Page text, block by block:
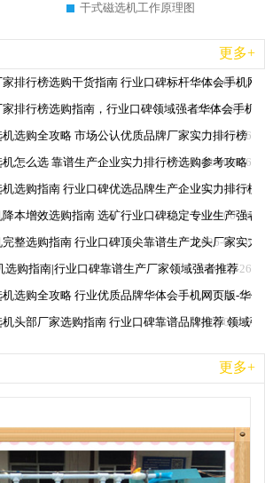
干式磁选机工作原理图
更多+
2026-06-26
排行榜选购干货指南 行业口碑标杆华体会手机网
2026-06-26
排行榜选购指南，行业口碑领域强者华体会手机
2026-06-26
选购全攻略 市场公认优质品牌厂家实力排行榜
2026-06-26
怎么选 靠谱生产企业实力排行榜选购参考攻略
2026-06-26
选购指南 行业口碑优选品牌生产企业实力排行榜
2026-06-26
本增效选购指南 选矿行业口碑稳定专业生产强者
2026-06-26
整选购指南 行业口碑顶尖靠谱生产龙头厂家实力
2026-06-26
选购指南|行业口碑靠谱生产厂家领域强者推荐
2026-06-26
选购全攻略 行业优质品牌华体会手机网页版-华
2026-06-26
头部厂家选购指南 行业口碑靠谱品牌推荐 领域
更多+